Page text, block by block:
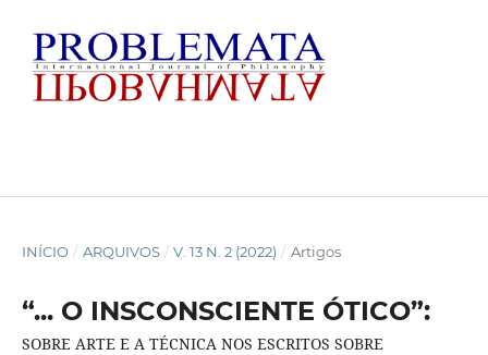
INÍCIO / ARQUIVOS / V. 13 N. 2 (2022) / Artigos
“... O INSCONSCIENTE ÓTICO”:
SOBRE ARTE E A TÉCNICA NOS ESCRITOS SOBRE